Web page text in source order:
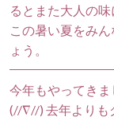
るとまた大人の
この暑い夏をみ
ょう。
今年もやってき
(//∇//) 去年よりも